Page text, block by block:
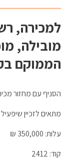
למכירה,
מובילה,
הממוקם
הסניף עם מחזור מכירות של 180,000 ₪ לחודש +
מתאים לזכיין
עלות: 350,000 ₪
קוד: 2412